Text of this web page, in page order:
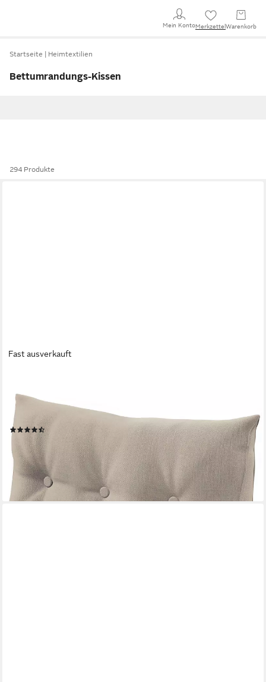
Mein KontoMerkzettel Warenkorb
Startseite Heimtextilien
Bettumrandungs-Kissen
294 Produkte
Fast ausverkauft
praktischem Seitenfach, 1-tlg., mit praktischem Seitenfach,
Lesekissen, mit waschbarem Bezug
(57)
ab 36,99 € UVP 53,99 €
-31%
lieferbar - in 3-4 Werktagen bei dir